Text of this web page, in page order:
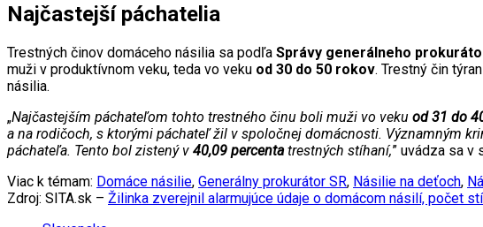
Najčastejší páchatelia
Trestných činov domáceho násilia sa podľa Správy generálneho
muži v produktívnom veku, teda vo veku od 30 do 50 rokov. Trestný čin
násilia.
„Najčastejším páchateľom tohto trestného činu boli muži vo veku od 31 do
a na rodičoch, s ktorými páchateľ žil v spoločnej domácnosti. Významným
páchateľa. Tento bol zistený v 40,09 percentatrestných stíhaní,” uvádza sa v
Viac k témam: Domáce násilie, Generálny prokurátor SR, Násilie na deťoch,
Zdroj: SITA.sk – Žilinka zverejnil alarmujúce údaje o domácom násilí, počet